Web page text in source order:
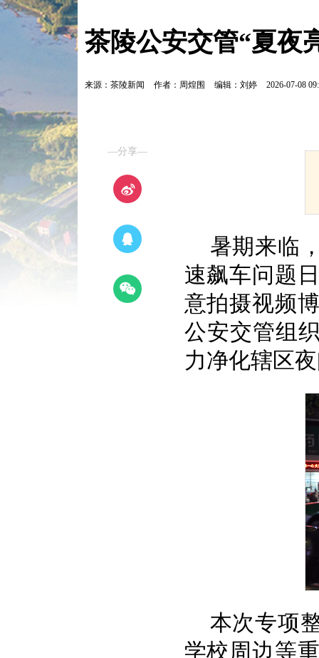
茶陵公安交管“夏夜
来源：茶陵新闻 作者：周煌围 编辑：刘婷 2026-07-08
—分享—
暑期来临
速飙车问题
意拍摄视频
公安交管组
力净化辖区
本次专项
学校周边等